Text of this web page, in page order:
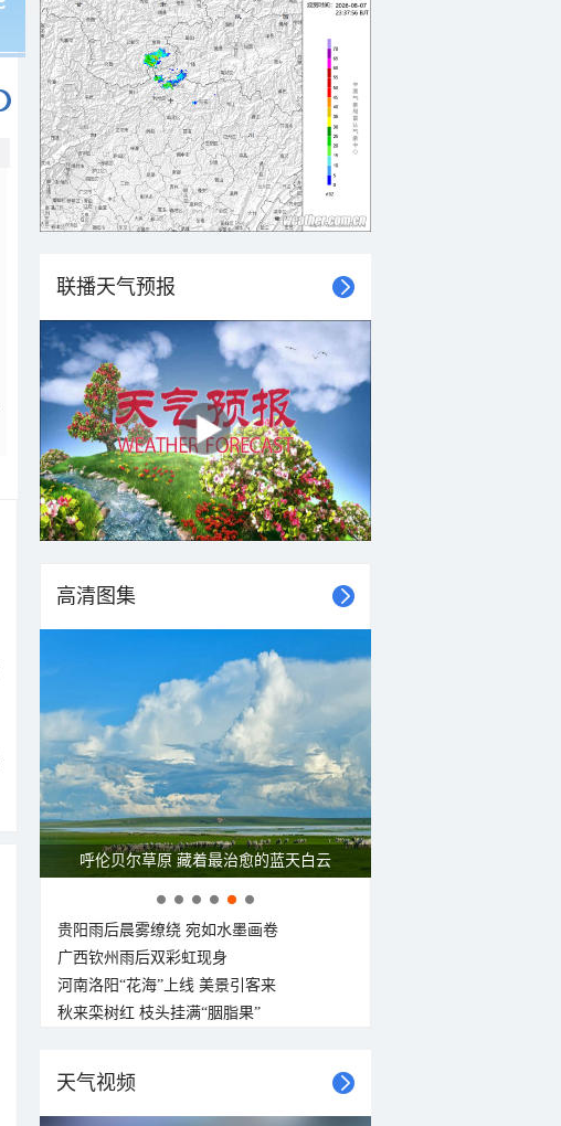
联播天气预报
高清图集
呼伦贝尔草原 藏着最治愈的蓝天白云
贵阳雨后晨雾缭绕 宛如水墨画卷
广西钦州雨后双彩虹现身
河南洛阳“花海”上线 美景引客来
秋来栾树红 枝头挂满“胭脂果”
天气视频